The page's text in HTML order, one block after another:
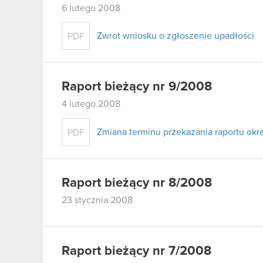
6 lutego 2008
PDF Zwrot wniosku o zgłoszenie upadłości
Raport bieżący nr 9/2008
4 lutego 2008
PDF Zmiana terminu przekazania raportu
Raport bieżący nr 8/2008
23 stycznia 2008
Raport bieżący nr 7/2008